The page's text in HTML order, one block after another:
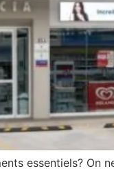
essentiels? On